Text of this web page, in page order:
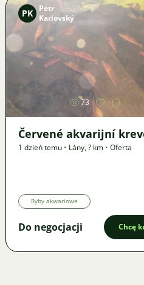
Zdjęcie
PK
Petr
Karlovský
73
Červené akvarijní
1 dzień temu • Lány,? km • Oferta
Ryby akwariowe
Do negocjacji Chcę